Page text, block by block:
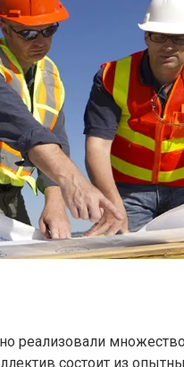
реализовали
состоит из